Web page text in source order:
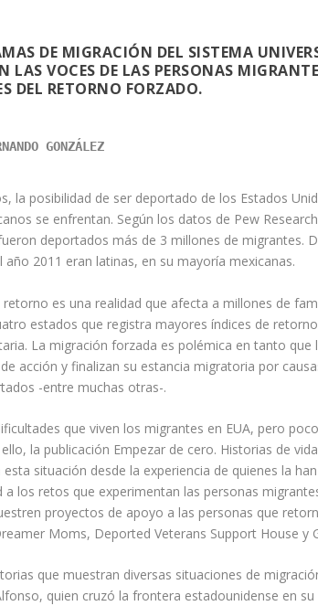
DE MIGRACIÓN DEL SISTEMA
LAS VOCES DE LAS PERSONAS
DEL RETORNO FORZADO.
GONZÁLEZ
la posibilidad de ser deportado de los Estados
se enfrentan. Según los datos de Pew
deportados más de 3 millones de migrantes.
año 2011 eran latinas, en su mayoría mexicanas.
es una realidad que afecta a millones de
estados que registra mayores índices de
La migración forzada es polémica en tanto
acción y finalizan su estancia migratoria por
-entre muchas otras-.
que viven los migrantes en EUA, pero
la publicación Empezar de cero. Historias de
situación desde la experiencia de quienes la
a los retos que experimentan las personas
proyectos de apoyo a las personas que
Moms, Deported Veterans Support House y
que muestran diversas situaciones de
quien cruzó la frontera estadounidense en